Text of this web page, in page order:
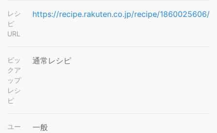
レシ
ピ
URL
https://recipe.rakuten.co.jp/recipe/1860025606/
ピッ
クア
ップ
レシ
ピ
通常レシピ
ユー
一般